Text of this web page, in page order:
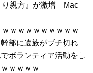
り親方』が激増 Mac
ｗｗｗｗｗｗｗｗｗ
部に遺族がブチ切れ
ボランティア活動をし
ｗｗｗｗ